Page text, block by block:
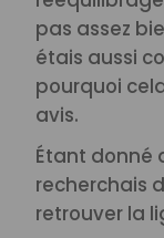
pas assez
étais aussi
pourquoi
avis.
Étant donné
recherchais
retrouver la